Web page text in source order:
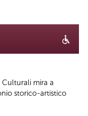
Culturali mira a
storico-artistico